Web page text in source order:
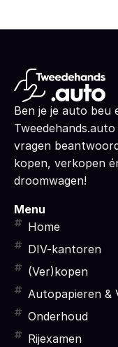
Ben je je auto beu
vragen
kopen, verkopen
droomwagen!
Menu
Home
DIV-kantoren
(Ver)kopen
Autopapieren &
Onderhoud
Rijexamen